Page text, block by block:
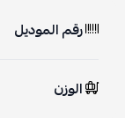
رقم الموديل
الوزن